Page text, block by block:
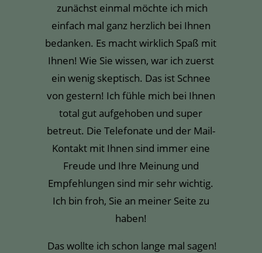
zunächst einmal möchte ich mich
einfach mal ganz herzlich bei Ihnen
bedanken. Es macht wirklich Spaß mit
Ihnen! Wie Sie wissen, war ich zuerst
ein wenig skeptisch. Das ist Schnee
von gestern! Ich fühle mich bei Ihnen
total gut aufgehoben und super
betreut. Die Telefonate und der Mail-
Kontakt mit Ihnen sind immer eine
Freude und Ihre Meinung und
Empfehlungen sind mir sehr wichtig.
Ich bin froh, Sie an meiner Seite zu
haben!
Das wollte ich schon lange mal sagen!